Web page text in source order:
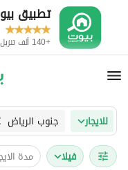
تطبيق
+140 ألف تنزيل للتطبيق
للايجار جنوب الرياض
فیلا مدة